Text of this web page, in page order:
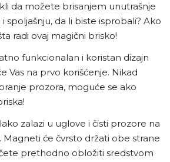
da možete brisanjem unutrašnje
spoljašnju, da li biste isprobali? Ako
radi ovaj magični brisko!
funkcionalan i koristan dizajn
Vas na prvo korišćenje. Nikad
prozora, moguće se ako
zalazi u uglove i čisti prozore na
Magneti će čvrsto držati obe strane
prethodno obložiti sredstvom